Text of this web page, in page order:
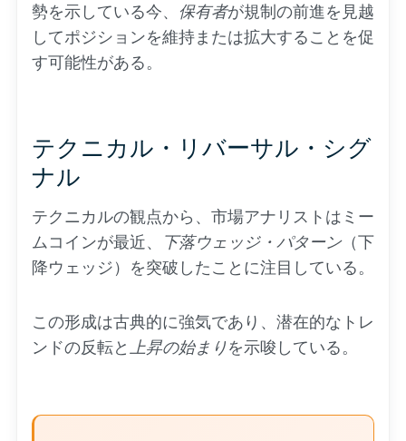
勢を示している今、 保有者が規制の前進を見越
してポジションを維持または拡大することを促
す可能性がある。
テクニカル・リバーサル・シグ
ナル
テクニカルの観点から、市場アナリストはミー
ムコインが最近、
下落ウェッジ・パターン（下
降ウェッジ）を突破したことに注目している。
この形成は古典的に強気であり、潜在的なトレ
ンドの反転と 上昇の始まりを示唆している。